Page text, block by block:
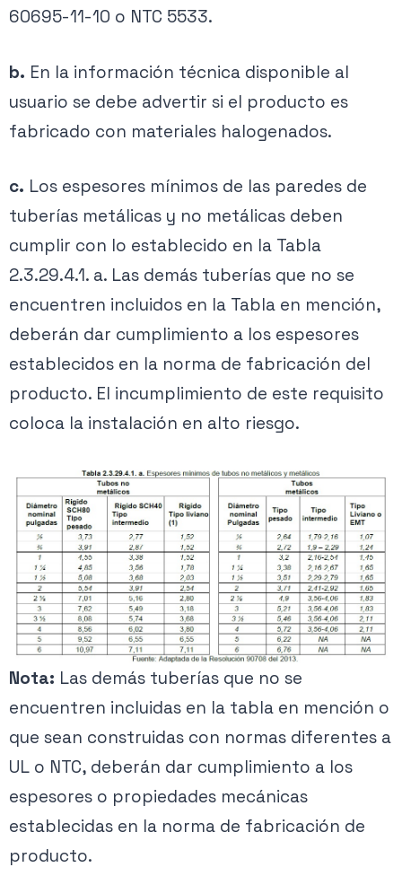
60695-11-10 o NTC 5533.
b. En la información técnica disponible al
usuario se debe advertir si el producto es
fabricado con materiales halogenados.
c. Los espesores mínimos de las paredes de
tuberías metálicas y no metálicas deben
cumplir con lo establecido en la Tabla
2.3.29.4.1. a. Las demás tuberías que no se
encuentren incluidos en la Tabla en mención,
deberán dar cumplimiento a los espesores
establecidos en la norma de fabricación del
producto. El incumplimiento de este requisito
coloca la instalación en alto riesgo.
Nota: Las demás tuberías que no se
encuentren incluidas en la tabla en mención o
que sean construidas con normas diferentes a
UL o NTC, deberán dar cumplimiento a los
espesores o propiedades mecánicas
establecidas en la norma de fabricación de
producto.